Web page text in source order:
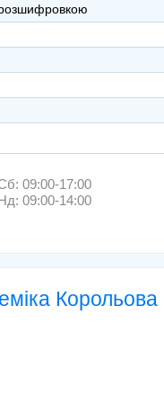
09:00-17:00
09:00-14:00
Корольова